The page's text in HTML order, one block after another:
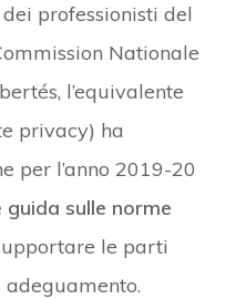
professionisti del
Nationale
l’equivalente
privacy) ha
per l’anno 2019-20
guida sulle norme
le parti
adeguamento.